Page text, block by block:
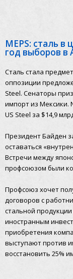
MEPS: cталь в
год выборов в
Сталь стала
оппозиции
Steel. Сенаторы
импорт из Мексики.
US Steel за $14,9
Президент Байден
оставаться
Встречи между
профсоюзом были
Профсоюз хочет
договоров с
стальной
иностранным
приобретения
выступают против
восстановить 25%